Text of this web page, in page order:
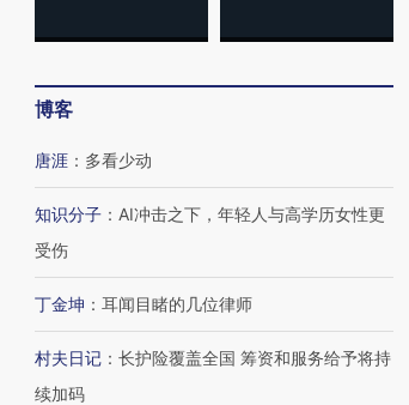
博客
唐涯 ： 多看少动
知识分子 ： AI冲击之下，年轻人与高学历女性更
受伤
丁金坤 ： 耳闻目睹的几位律师
村夫日记 ： 长护险覆盖全国 筹资和服务给予将持
续加码